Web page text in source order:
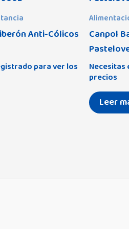
Anti-Cólicos
para ver los
Canpol
precios
Leer